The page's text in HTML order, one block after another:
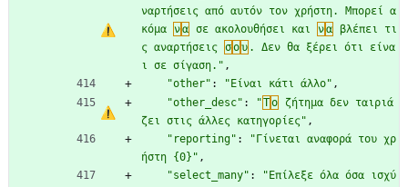
ναρτήσεις από αυτόν τον χρήστη. Μπορεί α
κόμα να σε ακολουθήσει και να βλέπει τι
ς αναρτήσεις σου . Δεν θα ξέρει ότι είνα
ι σε σίγαση." ,
"other" : "Είναι κάτι άλλο" ,
"other_desc" : "Το ζήτημα δεν ταιριά
ζει στις άλλες κατηγορίες" ,
"reporting" :
"Γίνεται αναφορά του χρ
ήστη {0}" ,
"select_many" :
"Επίλεξε όλα όσα ισχύ